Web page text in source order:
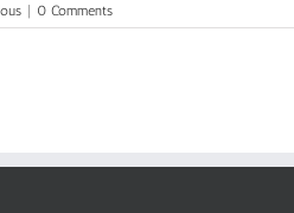
0 Comments